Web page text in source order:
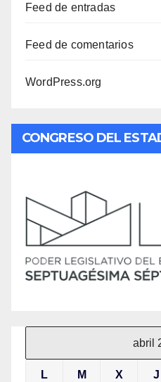
Feed de entradas
Feed de comentarios
WordPress.org
CONGRESO DEL
abril
L M X J